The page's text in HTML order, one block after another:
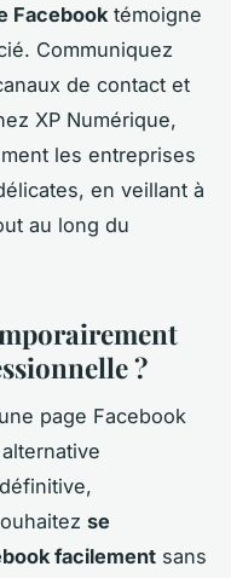
Facebook témoigne
Communiquez
de contact et
XP Numérique,
les entreprises
en veillant à
au long du
?
page Facebook
se
facilement sans